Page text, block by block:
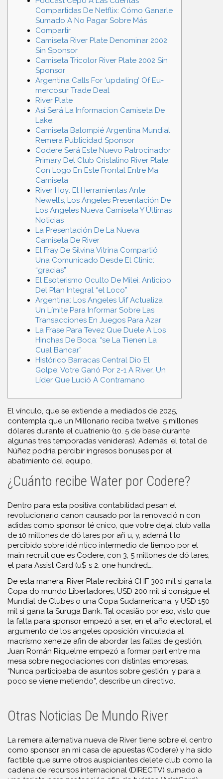
Compartidas De Netflix: Cómo Ganarle
Sumado A No Pagar Sobre Más
Compartir
Camiseta River Plate Denominar 2002
Sin Sponsor
Camiseta Tricolor River Plate 2002 Sin
Sponsor
Argentina Calls For ‘updating’ Of Eu-
mercosur Trade Deal
River Plate
Así Será La Informacion Camiseta De
Lake:
Camiseta Balompié Argentina Mundial
Remera Publicidad Sponsor
Codere Será Este Nuevo Patrocinador
Primary Del Club Cristalino River Plate,
Con Logo En Este Frontal Entre Ma
Camiseta
River Hoy: El Herramientas Ante
Newell’s, Los Angeles Presentación De
Los Angeles Nueva Camiseta Y Últimas
Noticias
La Presentación De La Nueva
Camiseta De River
El Fray De Silvina Vitrina Compartió
Una Comunicado Desde El Clinic:
“gracias”
El Esoterismo Oculto De Milei: Anticipo
Del Plan Integral “el Loco”
Argentina: Los Angeles Uif Actualiza
Un Límite Para Informar Sobre Las
Transacciones En Juegos Para Azar
La Frase Para Tevez Que Duele A Los
Hinchas De Boca: “se La Tienen La
Cual Bancar”
Histórico Barracas Central Dio El
Golpe: Votre Ganó Por 2-1 A River, Un
Líder Que Lució A Contramano
El vínculo, que se extiende a mediados de 2025,
contempla que un Millonario reciba twelve. 5 millones
dólares durante el cuatrienio (10. 5 de base durante
algunas tres temporadas venideras). Además, el total de
Núñez podría percibir ingresos bonuses por el
abatimiento del equipo.
¿Cuánto recibe Water por Codere?
Dentro para esta positiva contabilidad pesan el
revolucionario canon causado por la renovació n con
adidas como sponsor té cnico, que votre dejal club valla
de 10 millones de dó lares por añ u, y, ademá t lo
percibido sobre idé ntico intermedio de tiempo por el
main recruit que es Codere, con 3, 5 millones de dó lares,
el para Assist Card (u$ s 2. one hundred….
De esta manera, River Plate recibirá CHF 300 mil si gana la
Copa do mundo Libertadores, USD 200 mil si consigue el
Mundial de Clubes o una Copa Sudamericana, y USD 150
mil si gana la Suruga Bank. Tal ocasião por eso, visto que
la falta para sponsor empezó a ser, en el año electoral, el
argumento de los angeles oposición vinculada al
macrismo xeneize afin de abordar las fallas de gestión,
Juan Román Riquelme empezó a formar part entre ma
mesa sobre negociaciones con distintas empresas.
“Nunca participaba de asuntos sobre gestión, y para a
poco se viene metiendo”, describe un directivo.
Otras Noticias De Mundo River
La remera alternativa nueva de River tiene sobre el centro
como sponsor an mi casa de apuestas (Codere) y ha sido
factible que sume otros auspiciantes delete club como la
cadena de recursos internacional (DIRECTV) sumado a